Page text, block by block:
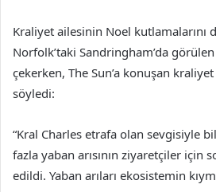
Kraliyet ailesinin Noel kutlamalarını
Norfolk’taki Sandringham’da
çekerken, The Sun’a konuşan
söyledi:
“Kral Charles etrafa olan sevgisiyle
fazla yaban arısının ziyaretçiler için
edildi. Yaban arıları ekosistemin